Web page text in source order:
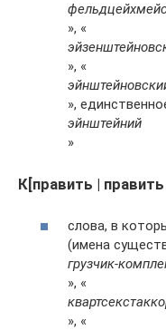
», «
», «
»,
эйнштейний
»
К[править | править
слова, в
(имена
грузчик-
», «
», «